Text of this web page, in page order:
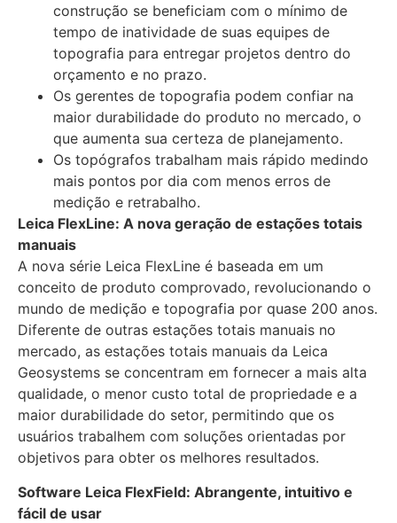
construção se beneficiam com o mínimo de
tempo de inatividade de suas equipes de
topografia para entregar projetos dentro do
orçamento e no prazo.
Os gerentes de topografia podem confiar na
maior durabilidade do produto no mercado, o
que aumenta sua certeza de planejamento.
Os topógrafos trabalham mais rápido medindo
mais pontos por dia com menos erros de
medição e retrabalho.
Leica FlexLine: A nova geração de estações totais
manuais
A nova série Leica FlexLine é baseada em um
conceito de produto comprovado, revolucionando o
mundo de medição e topografia por quase 200 anos.
Diferente de outras estações totais manuais no
mercado, as estações totais manuais da Leica
Geosystems se concentram em fornecer a mais alta
qualidade, o menor custo total de propriedade e a
maior durabilidade do setor, permitindo que os
usuários trabalhem com soluções orientadas por
objetivos para obter os melhores resultados.
Software Leica FlexField: Abrangente, intuitivo e
fácil de usar